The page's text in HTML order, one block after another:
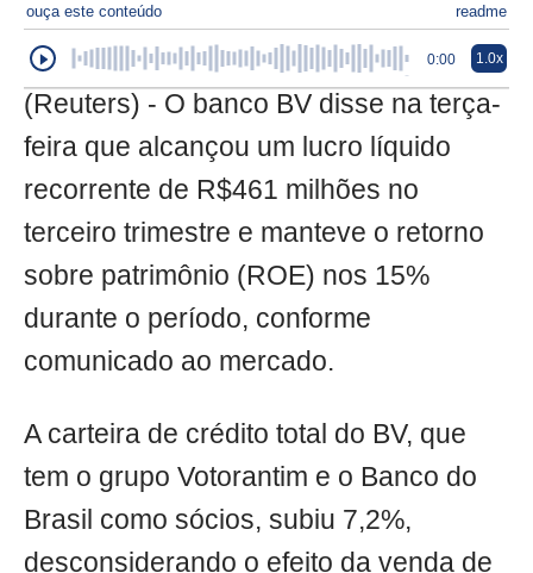
ouça este conteúdo readme
0:00 1.0x
(Reuters) - O banco BV disse na terça-
feira que alcançou um lucro líquido
recorrente de R$461 milhões no
terceiro trimestre e manteve o retorno
sobre patrimônio (ROE) nos 15%
durante o período, conforme
comunicado ao mercado.
A carteira de crédito total do BV, que
tem o grupo Votorantim e o Banco do
Brasil como sócios, subiu 7,2%,
desconsiderando o efeito da venda de